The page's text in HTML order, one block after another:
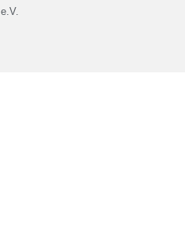
e.V.